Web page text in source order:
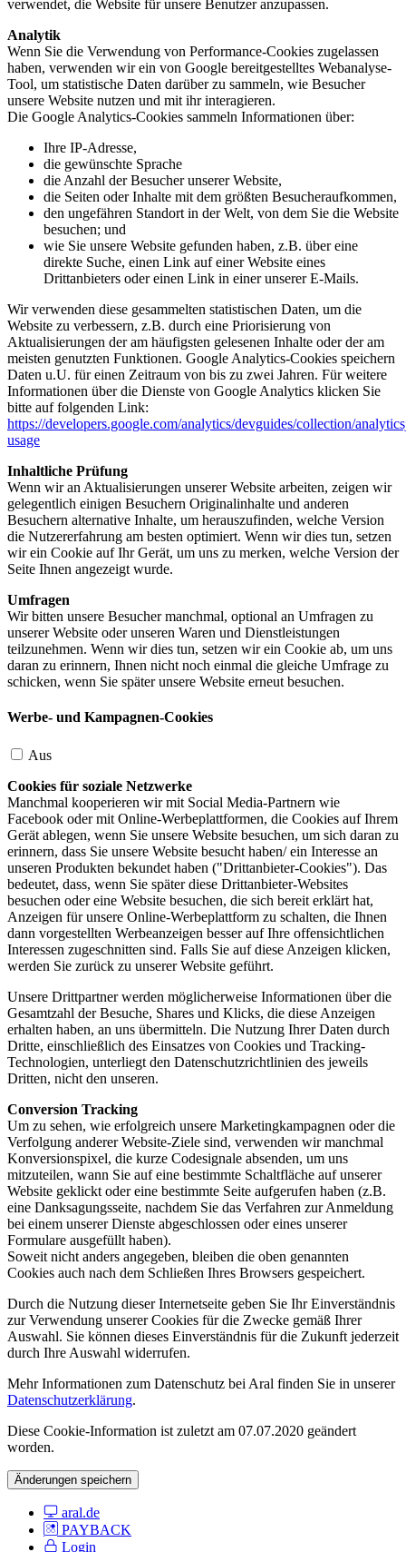
verwendet, die Website für unsere Benutzer anzupassen.
Analytik
Wenn Sie die Verwendung von Performance-Cookies zugelassen
haben, verwenden wir ein von Google bereitgestelltes Webanalyse-
Tool, um statistische Daten darüber zu sammeln, wie Besucher
unsere Website nutzen und mit ihr interagieren.
Die Google Analytics-Cookies sammeln Informationen über:
Ihre IP-Adresse,
die gewünschte Sprache
die Anzahl der Besucher unserer Website,
die Seiten oder Inhalte mit dem größten Besucheraufkommen,
den ungefähren Standort in der Welt, von dem Sie die Website
besuchen; und
wie Sie unsere Website gefunden haben, z.B. über eine
direkte Suche, einen Link auf einer Website eines
Drittanbieters oder einen Link in einer unserer E-Mails.
Wir verwenden diese gesammelten statistischen Daten, um die
Website zu verbessern, z.B. durch eine Priorisierung von
Aktualisierungen der am häufigsten gelesenen Inhalte oder der am
meisten genutzten Funktionen. Google Analytics-Cookies speichern
Daten u.U. für einen Zeitraum von bis zu zwei Jahren. Für weitere
Informationen über die Dienste von Google Analytics klicken Sie
bitte auf folgenden Link:
https://developers.google.com/analytics/devguides/collection/
usage
Inhaltliche Prüfung
Wenn wir an Aktualisierungen unserer Website arbeiten, zeigen wir
gelegentlich einigen Besuchern Originalinhalte und anderen
Besuchern alternative Inhalte, um herauszufinden, welche Version
die Nutzererfahrung am besten optimiert. Wenn wir dies tun, setzen
wir ein Cookie auf Ihr Gerät, um uns zu merken, welche Version der
Seite Ihnen angezeigt wurde.
Umfragen
Wir bitten unsere Besucher manchmal, optional an Umfragen zu
unserer Website oder unseren Waren und Dienstleistungen
teilzunehmen. Wenn wir dies tun, setzen wir ein Cookie ab, um uns
daran zu erinnern, Ihnen nicht noch einmal die gleiche Umfrage zu
schicken, wenn Sie später unsere Website erneut besuchen.
Werbe- und Kampagnen-Cookies
Aus
Cookies für soziale Netzwerke
Manchmal kooperieren wir mit Social Media-Partnern wie
Facebook oder mit Online-Werbeplattformen, die Cookies auf Ihrem
Gerät ablegen, wenn Sie unsere Website besuchen, um sich daran zu
erinnern, dass Sie unsere Website besucht haben/ ein Interesse an
unseren Produkten bekundet haben ("Drittanbieter-Cookies"). Das
bedeutet, dass, wenn Sie später diese Drittanbieter-Websites
besuchen oder eine Website besuchen, die sich bereit erklärt hat,
Anzeigen für unsere Online-Werbeplattform zu schalten, die Ihnen
dann vorgestellten Werbeanzeigen besser auf Ihre offensichtlichen
Interessen zugeschnitten sind. Falls Sie auf diese Anzeigen klicken,
werden Sie zurück zu unserer Website geführt.
Unsere Drittpartner werden möglicherweise Informationen über die
Gesamtzahl der Besuche, Shares und Klicks, die diese Anzeigen
erhalten haben, an uns übermitteln. Die Nutzung Ihrer Daten durch
Dritte, einschließlich des Einsatzes von Cookies und Tracking-
Technologien, unterliegt den Datenschutzrichtlinien des jeweils
Dritten, nicht den unseren.
Conversion Tracking
Um zu sehen, wie erfolgreich unsere Marketingkampagnen oder die
Verfolgung anderer Website-Ziele sind, verwenden wir manchmal
Konversionspixel, die kurze Codesignale absenden, um uns
mitzuteilen, wann Sie auf eine bestimmte Schaltfläche auf unserer
Website geklickt oder eine bestimmte Seite aufgerufen haben (z.B.
eine Danksagungsseite, nachdem Sie das Verfahren zur Anmeldung
bei einem unserer Dienste abgeschlossen oder eines unserer
Formulare ausgefüllt haben).
Soweit nicht anders angegeben, bleiben die oben genannten
Cookies auch nach dem Schließen Ihres Browsers gespeichert.
Durch die Nutzung dieser Internetseite geben Sie Ihr Einverständnis
zur Verwendung unserer Cookies für die Zwecke gemäß Ihrer
Auswahl. Sie können dieses Einverständnis für die Zukunft jederzeit
durch Ihre Auswahl widerrufen.
Mehr Informationen zum Datenschutz bei Aral finden Sie in unserer
Datenschutzerklärung.
Diese Cookie-Information ist zuletzt am 07.07.2020 geändert
worden.
Änderungen speichern
aral.de
PAYBACK
Login